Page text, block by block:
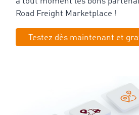
Road Freight Marketplace !
Testez dès maintenant et